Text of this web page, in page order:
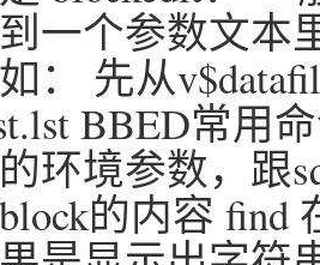
一个参数文本
： 先从
BBED常用
环境参数，跟
的内容 find